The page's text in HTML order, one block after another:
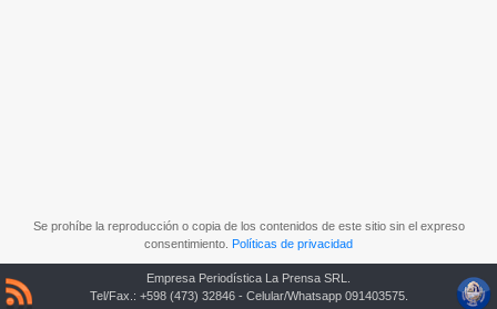
Se prohíbe la reproducción o copia de los contenidos de este sitio sin el expreso
consentimiento. Políticas de privacidad
Empresa Periodística La Prensa SRL.
Tel/Fax.: +598 (473) 32846 - Celular/Whatsapp 091403575.